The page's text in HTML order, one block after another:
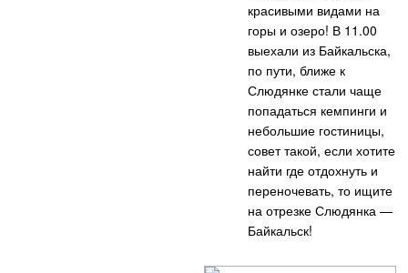
красивыми видами на
горы и озеро! В 11.00
выехали из Байкальска,
по пути, ближе к
Слюдянке стали чаще
попадаться кемпинги и
небольшие гостиницы,
совет такой, если хотите
найти где отдохнуть и
переночевать, то ищите
на отрезке Слюдянка —
Байкальск!